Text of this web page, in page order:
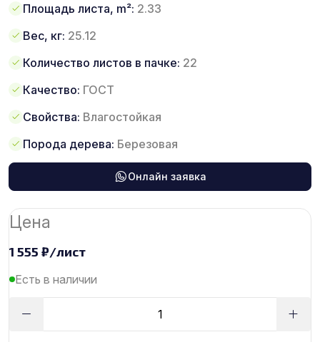
Площадь листа, m²: 2.33
Вес, кг: 25.12
Количество листов в пачке: 22
Качество: ГОСТ
Свойства: Влагостойкая
Порода дерева: Березовая
Онлайн заявка
Цена
1 555 ₽/лист
Есть в наличии